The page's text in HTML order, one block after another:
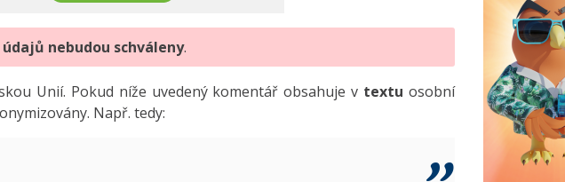
nebudou schváleny.
Unií. Pokud níže uvedený komentář obsahuje v textu osobní
Např. tedy: